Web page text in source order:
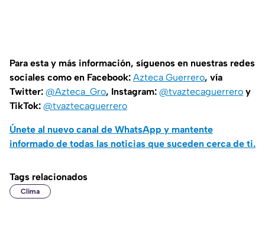
Para esta y más información, síguenos en nuestras redes
sociales como en Facebook: Azteca Guerrero, vía
Twitter: @Azteca_Gro, Instagram: @tvaztecaguerrero y
TikTok: @tvaztecaguerrero
Únete al nuevo canal de WhatsApp y mantente
informado de todas las noticias que suceden cerca de ti.
Tags relacionados
Clima